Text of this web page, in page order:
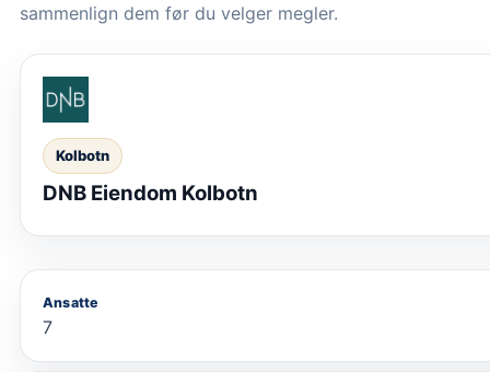
sammenlign dem før du velger megler.
Kolbotn
DNB Eiendom Kolbotn
Ansatte
7